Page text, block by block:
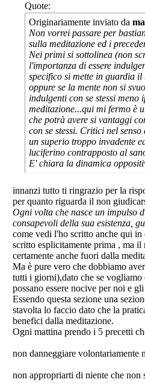
Quote:
Originariamente inviato da
Non vorrei passare per
sulla meditazione ed i
Nei primi si sottolinea (non
l'importanza di essere
specifico si mette in guardia
oppure se la mente non si
indulgenti con se stessi
meditazione...qui mi fermo è
che potrà avere si vantaggi
con se stessi. Critici nel
un superio troppo invadente
luciferino contrapposto al
E' chiara la dinamica
innanzi tutto ti ringrazio per la
per quanto riguarda il non
Ogni volta che nasce un impulso
consapevoli della sua esistenza,
come vedi l'ho scritto anche qui in
scritto esplicitamente prima , ma
certamente anche fuori dalla
Ma è pure vero che dobbiamo
tutti i giorni),dato che se
possano essere nocive per noi e
Essendo questa sezione una
stavolta lo faccio dato che la
benefici dalla meditazione.
Ogni mattina prendo i 5 precetti
non danneggiare volontariamente
non appropriarti di niente che non